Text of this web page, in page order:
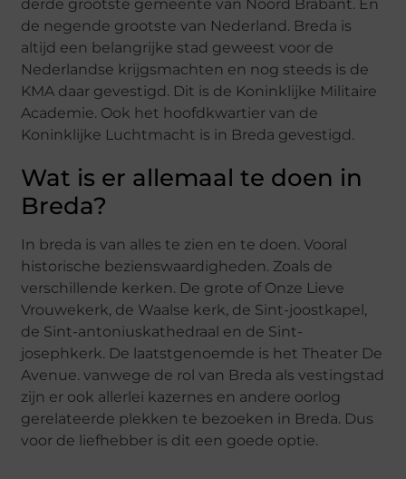
derde grootste gemeente van Noord Brabant. En
de negende grootste van Nederland. Breda is
altijd een belangrijke stad geweest voor de
Nederlandse krijgsmachten en nog steeds is de
KMA daar gevestigd. Dit is de Koninklijke Militaire
Academie. Ook het hoofdkwartier van de
Koninklijke Luchtmacht is in Breda gevestigd.
Wat is er allemaal te doen in
Breda?
In breda is van alles te zien en te doen. Vooral
historische bezienswaardigheden. Zoals de
verschillende kerken. De grote of Onze Lieve
Vrouwekerk, de Waalse kerk, de Sint-joostkapel,
de Sint-antoniuskathedraal en de Sint-
josephkerk. De laatstgenoemde is het Theater De
Avenue. vanwege de rol van Breda als vestingstad
zijn er ook allerlei kazernes en andere oorlog
gerelateerde plekken te bezoeken in Breda. Dus
voor de liefhebber is dit een goede optie.